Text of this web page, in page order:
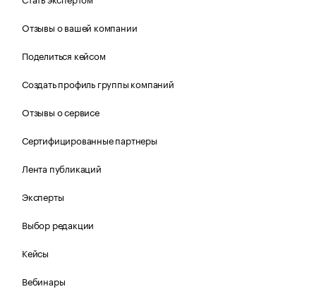
Отзывы о вашей компании
Поделиться кейсом
Создать профиль группы компаний
Отзывы о сервисе
Сертифицированные партнеры
Лента публикаций
Эксперты
Выбор редакции
Кейсы
Вебинары